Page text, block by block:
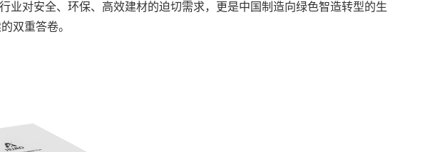
对安全、环保、高效建材的迫切需求，更是中国制造向绿色智造转型的生
双重答卷。